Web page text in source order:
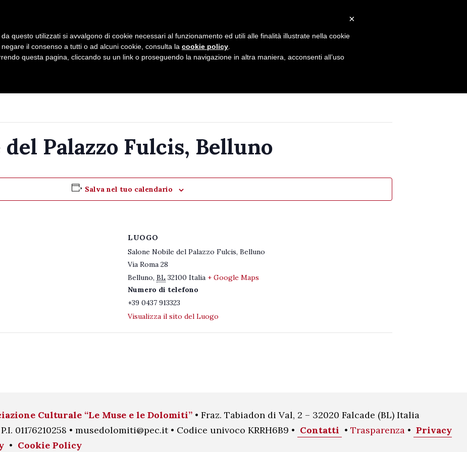
Home Chi Siamo Calendario
Palazzo Fulcis, Belluno
Salva nel tuo calendario
LUOGO
Salone Nobile del Palazzo Fulcis, Belluno
Via Roma 28
Belluno, BL 32100 Italia + Google Maps
Numero di telefono
+39 0437 913323
Visualizza il sito del Luogo
Culturale “Le Muse e le Dolomiti”• Fraz. Tabiadon di Val, 2 – 32020 Falcade (BL) Italia
01176210258 • musedolomiti@pec.it • Codice univoco KRRH6B9 • Contatti • Trasparenza• Privacy
• Cookie Policy
×
questo utilizzati si avvalgono di cookie necessari al funzionamento ed utili alle finalità illustrate nella cookie
il consenso a tutti o ad alcuni cookie, consulta la cookie policy
questa pagina, cliccando su un link o proseguendo la navigazione in altra maniera, acconsenti all’uso